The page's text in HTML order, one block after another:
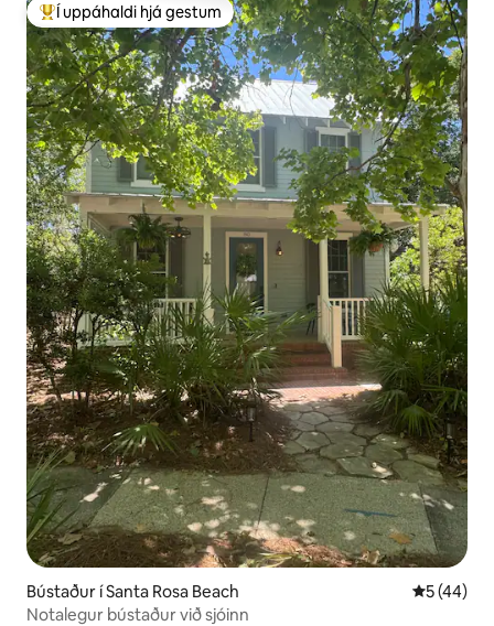
Í mestu uppáhaldi hjá gestum
Í uppáhaldi hjá gestum
Bústaður í Santa Rosa Beach 5 af 5 í
5 (44)
Notalegur bústaður við sjóinn